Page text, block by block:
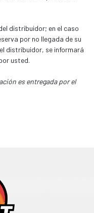
distribuidor; en el caso
por no llegada de su
distribuidor, se informará
usted.
es entregada por el